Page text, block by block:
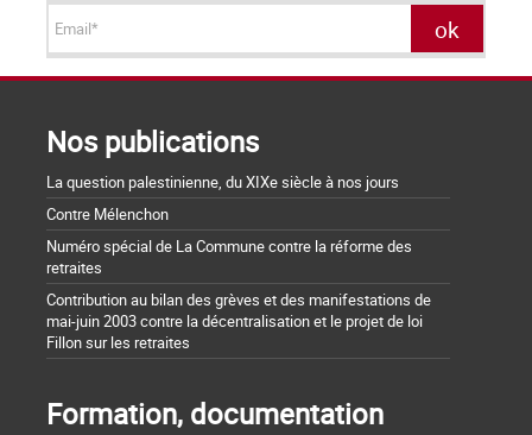
Nos publications
La question palestinienne, du XIXe siècle à nos jours
Contre Mélenchon
Numéro spécial de La Commune contre la réforme des
retraites
Contribution au bilan des grèves et des manifestations de
mai-juin 2003 contre la décentralisation et le projet de loi
Fillon sur les retraites
Formation, documentation